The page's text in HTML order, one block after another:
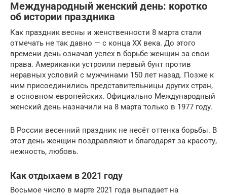
Международный женский день: коротко
об истории праздника
Как праздник весны и женственности 8 марта стали
отмечать не так давно — с конца XX века. До этого
времени день означал успех в борьбе женщин за свои
права. Американки устроили первый бунт против
неравных условий с мужчинами 150 лет назад. Позже к
ним присоединились представительницы других стран,
в основном европейских. Официально Международный
женский день назначили на 8 марта только в 1977 году.
В России весенний праздник не несёт оттенка борьбы. В
этот день женщин поздравляют и благодарят за красоту,
нежность, любовь.
Как отдыхаем в 2021 году
Восьмое число в марте 2021 года выпадает на